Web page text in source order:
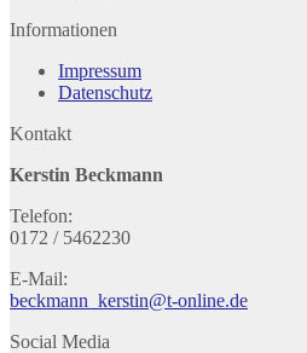
Informationen
Impressum
Datenschutz
Kontakt
Kerstin Beckmann
Telefon:
0172 / 5462230
E-Mail:
beckmann_kerstin@t-online.de
Social Media